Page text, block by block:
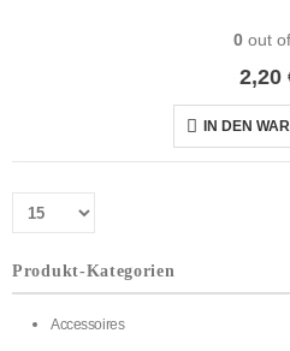
0 out
2,20
IN DEN
Produkt-Kategorien
Accessoires